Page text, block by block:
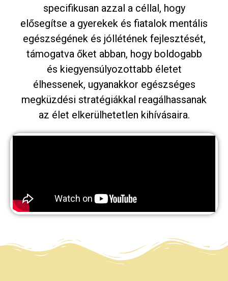
specifikusan azzal a céllal, hogy
elősegítse a gyerekek és fiatalok mentális
egészségének és jóllétének fejlesztését,
támogatva őket abban, hogy boldogabb
és kiegyensúlyozottabb életet
élhessenek, ugyanakkor egészséges
megküzdési stratégiákkal reagálhassanak
az élet elkerülhetetlen kihívásaira.